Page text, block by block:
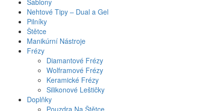
Šablony
Nehtové Tipy – Dual a Gel
Pilníky
Štětce
Manikúrní Nástroje
Frézy
Diamantové Frézy
Wolframové Frézy
Keramické Frézy
Silikonové Leštičky
Doplňky
Pouzdra Na Štětce